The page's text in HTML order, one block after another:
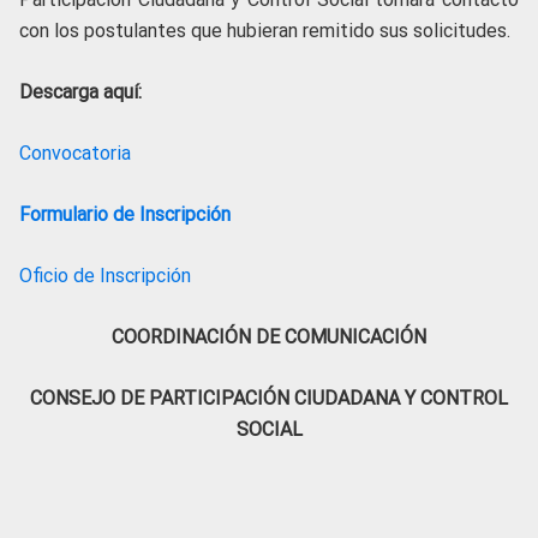
con los postulantes que hubieran remitido sus solicitudes.
Descarga aquí:
Convocatoria
Formulario de Inscripción
Oficio de Inscripción
COORDINACIÓN DE COMUNICACIÓN
CONSEJO DE PARTICIPACIÓN CIUDADANA Y CONTROL
SOCIAL